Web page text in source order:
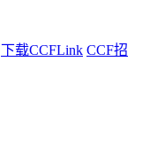
下载CCFLink CCF招